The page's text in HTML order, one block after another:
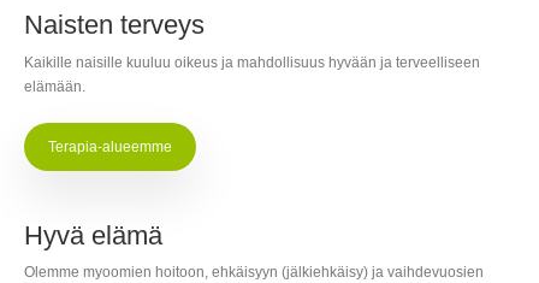
Naisten terveys
Kaikille naisille kuuluu oikeus ja mahdollisuus hyvään ja terveelliseen
elämään.
Terapia-alueemme
Hyvä elämä
Olemme myoomien hoitoon, ehkäisyyn (jälkiehkäisy) ja vaihdevuosien